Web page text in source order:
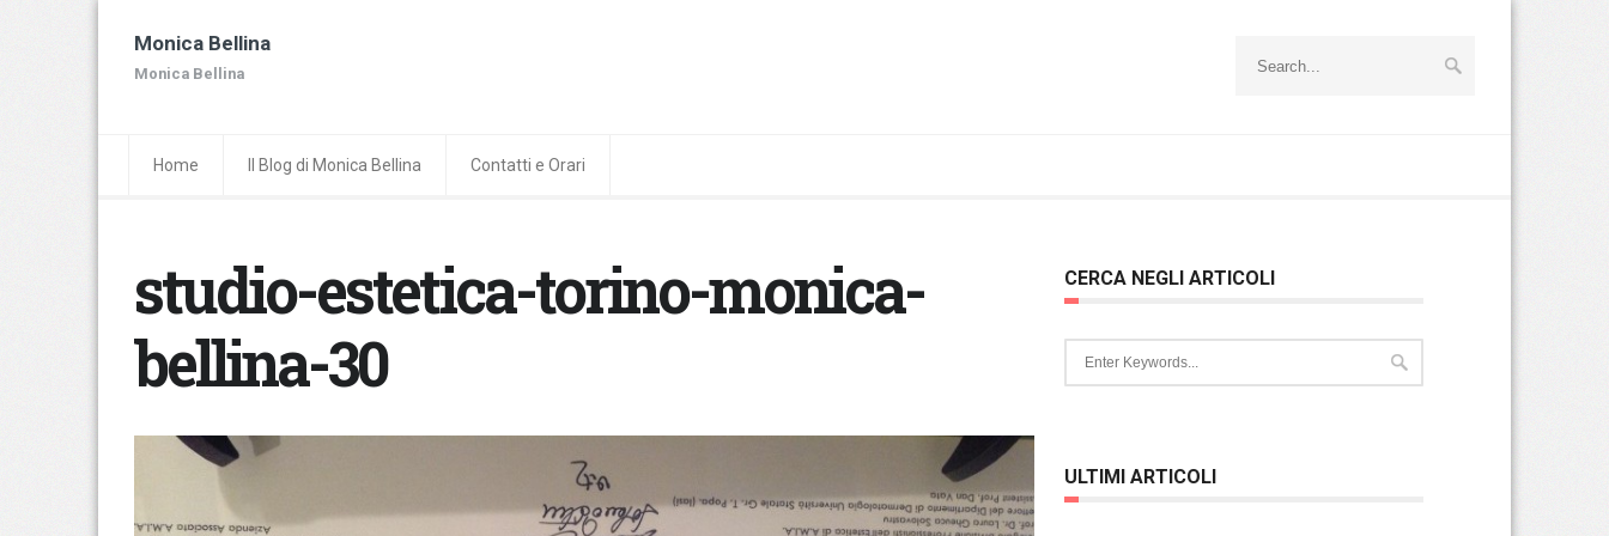
Monica Bellina
Monica Bellina
Home Il Blog di Monica Bellina Contatti e Orari
studio-estetica-torino-monica-
bellina-30
CERCA NEGLI ARTICOLI
ULTIMI ARTICOLI